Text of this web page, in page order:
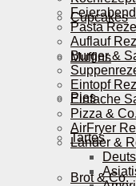
Cupcakes
Muffins
Pies
Tartes
Brot & Co.
Pasta
Auflauf
Burger &
Eintopf
Einfache
Pizza & Co.
AirFryer
Länder &